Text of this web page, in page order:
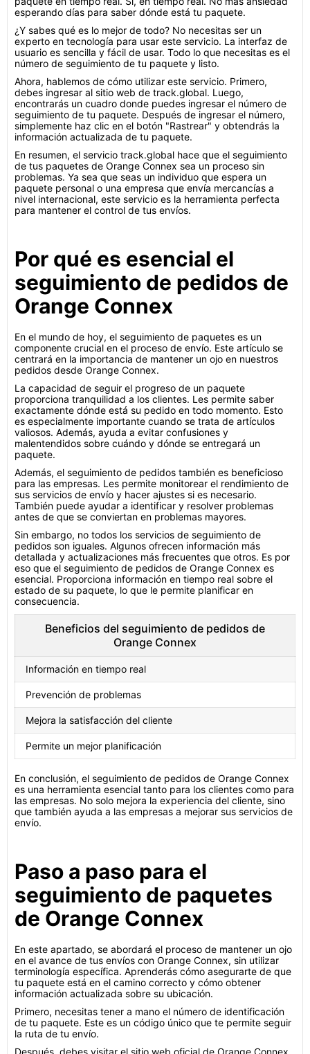
esperando días para saber dónde está tu paquete.
¿Y sabes qué es lo mejor de todo? No necesitas ser un
experto en tecnología para usar este servicio. La interfaz de
usuario es sencilla y fácil de usar. Todo lo que necesitas es el
número de seguimiento de tu paquete y listo.
Ahora, hablemos de cómo utilizar este servicio. Primero,
debes ingresar al sitio web de track.global. Luego,
encontrarás un cuadro donde puedes ingresar el número de
seguimiento de tu paquete. Después de ingresar el número,
simplemente haz clic en el botón "Rastrear" y obtendrás la
información actualizada de tu paquete.
En resumen, el servicio track.global hace que el seguimiento
de tus paquetes de Orange Connex sea un proceso sin
problemas. Ya sea que seas un individuo que espera un
paquete personal o una empresa que envía mercancías a
nivel internacional, este servicio es la herramienta perfecta
para mantener el control de tus envíos.
Por qué es esencial el
seguimiento de pedidos de
Orange Connex
En el mundo de hoy, el seguimiento de paquetes es un
componente crucial en el proceso de envío. Este artículo se
centrará en la importancia de mantener un ojo en nuestros
pedidos desde Orange Connex.
La capacidad de seguir el progreso de un paquete
proporciona tranquilidad a los clientes. Les permite saber
exactamente dónde está su pedido en todo momento. Esto
es especialmente importante cuando se trata de artículos
valiosos. Además, ayuda a evitar confusiones y
malentendidos sobre cuándo y dónde se entregará un
paquete.
Además, el seguimiento de pedidos también es beneficioso
para las empresas. Les permite monitorear el rendimiento de
sus servicios de envío y hacer ajustes si es necesario.
También puede ayudar a identificar y resolver problemas
antes de que se conviertan en problemas mayores.
Sin embargo, no todos los servicios de seguimiento de
pedidos son iguales. Algunos ofrecen información más
detallada y actualizaciones más frecuentes que otros. Es por
eso que el seguimiento de pedidos de Orange Connex es
esencial. Proporciona información en tiempo real sobre el
estado de su paquete, lo que le permite planificar en
consecuencia.
Beneficios del seguimiento de pedidos de
Orange Connex
Información en tiempo real
Prevención de problemas
Mejora la satisfacción del cliente
Permite un mejor planificación
En conclusión, el seguimiento de pedidos de Orange Connex
es una herramienta esencial tanto para los clientes como para
las empresas. No solo mejora la experiencia del cliente, sino
que también ayuda a las empresas a mejorar sus servicios de
envío.
Paso a paso para el
seguimiento de paquetes
de Orange Connex
En este apartado, se abordará el proceso de mantener un ojo
en el avance de tus envíos con Orange Connex, sin utilizar
terminología específica. Aprenderás cómo asegurarte de que
tu paquete está en el camino correcto y cómo obtener
información actualizada sobre su ubicación.
Primero, necesitas tener a mano el número de identificación
de tu paquete. Este es un código único que te permite seguir
la ruta de tu envío.
Después, debes visitar el sitio web oficial de Orange Connex.